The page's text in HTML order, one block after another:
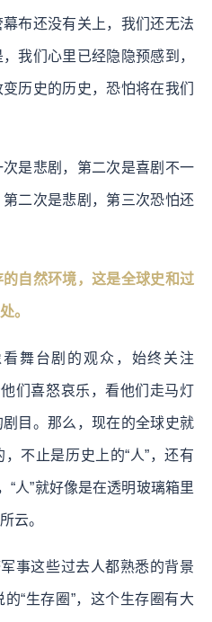
布还没有关上，我们还无法
我们心里已经隐隐预感到，
历史的历史，恐怕将在我们
是悲剧，第二次是喜剧不一
二次是悲剧，第三次恐怕还
自然环境，这是全球史和过
。
舞台剧的观众，始终关注
们喜怒哀乐，看他们走马灯
目。那么，现在的全球史就
不止是历史上的“人”，还有
“人”就好像是在透明玻璃箱里
云。
事这些过去人都熟悉的背景
“生存圈”，这个生存圈有大